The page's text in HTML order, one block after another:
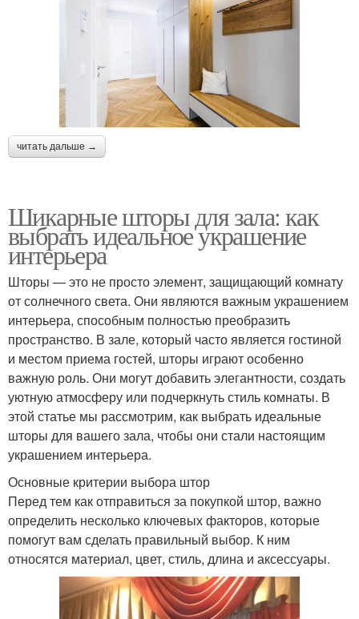
читать дальше →
Шикарные шторы для зала: как
выбрать идеальное украшение
интерьера
Шторы — это не просто элемент, защищающий комнату
от солнечного света. Они являются важным украшением
интерьера, способным полностью преобразить
пространство. В зале, который часто является гостиной
и местом приема гостей, шторы играют особенно
важную роль. Они могут добавить элегантности, создать
уютную атмосферу или подчеркнуть стиль комнаты. В
этой статье мы рассмотрим, как выбрать идеальные
шторы для вашего зала, чтобы они стали настоящим
украшением интерьера.
Основные критерии выбора штор
Перед тем как отправиться за покупкой штор, важно
определить несколько ключевых факторов, которые
помогут вам сделать правильный выбор. К ним
относятся материал, цвет, стиль, длина и аксессуары.